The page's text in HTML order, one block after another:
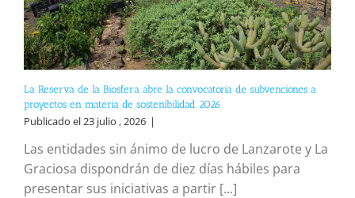
La Reserva de la Biosfera abre la convocatoria de subvenciones a
proyectos en materia de sostenibilidad 2026
Publicado el 23 julio , 2026 |
Las entidades sin ánimo de lucro de Lanzarote y La
Graciosa dispondrán de diez días hábiles para
presentar sus iniciativas a partir [...]